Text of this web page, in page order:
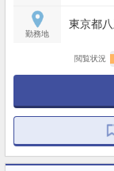
勤務地
東京都
閲覧状況